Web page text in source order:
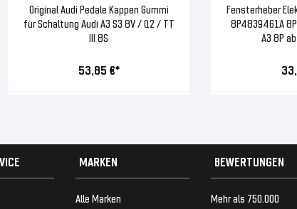
Original Audi Pedale Kappen Gummi
für Schaltung Audi A3 S3 8V / Q2 / TT
III 8S
53,85 €*
Fensterheber
8P4839461A
A3 8P
MARKEN
Alle Marken
BEWERTUNGEN
Mehr als 750.000